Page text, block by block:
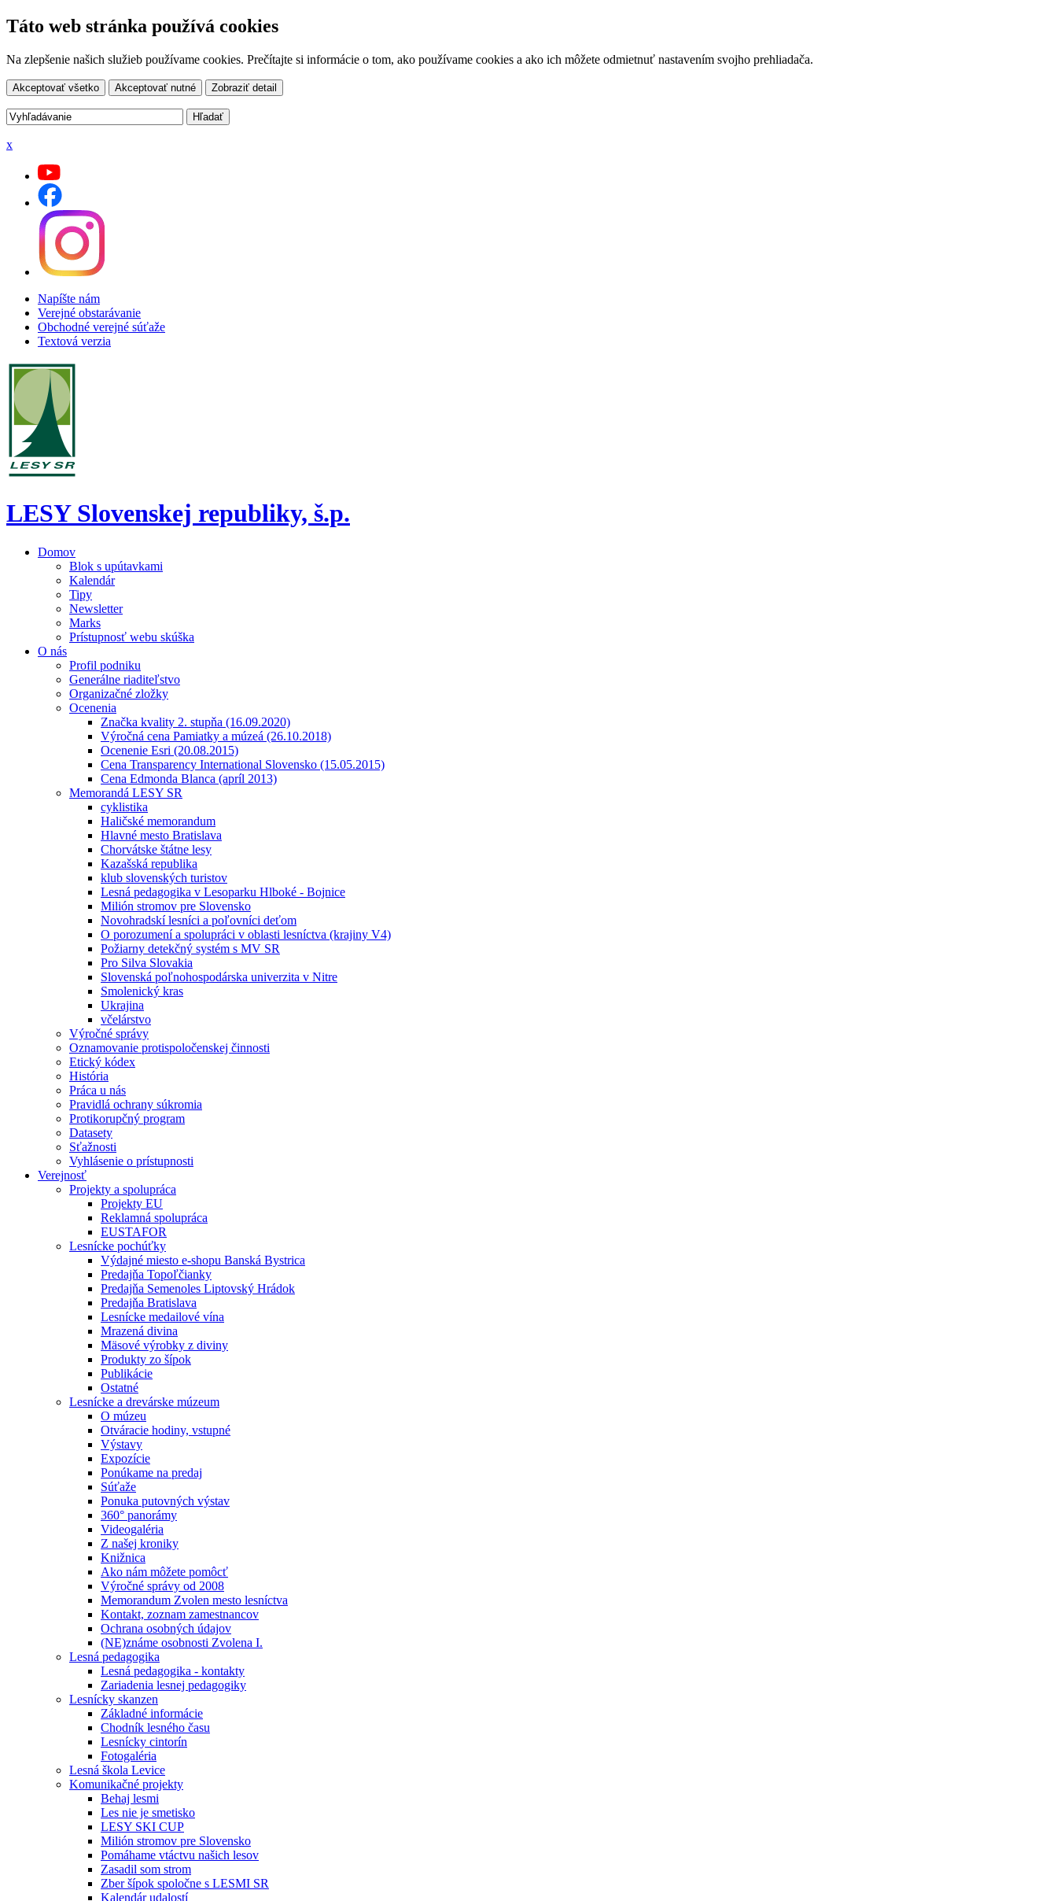
Táto web stránka používá cookies
Na zlepšenie našich služieb používame cookies. Prečítajte si informácie o tom, ako používame cookies a ako ich môžete odmietnuť nastavením svojho prehliadača.
Akceptovať všetko Akceptovať nutné Zobraziť detail
x
Napíšte nám
Verejné obstarávanie
Obchodné verejné súťaže
Textová verzia
LESY Slovenskej republiky, š.p.
Domov
Blok s upútavkami
Kalendár
Tipy
Newsletter
Marks
Prístupnosť webu skúška
O nás
Profil podniku
Generálne riaditeľstvo
Organizačné zložky
Ocenenia
Značka kvality 2. stupňa (16.09.2020)
Výročná cena Pamiatky a múzeá (26.10.2018)
Ocenenie Esri (20.08.2015)
Cena Transparency International Slovensko (15.05.2015)
Cena Edmonda Blanca (apríl 2013)
Memorandá LESY SR
cyklistika
Haličské memorandum
Hlavné mesto Bratislava
Chorvátske štátne lesy
Kazašská republika
klub slovenských turistov
Lesná pedagogika v Lesoparku Hlboké - Bojnice
Milión stromov pre Slovensko
Novohradskí lesníci a poľovníci deťom
O porozumení a spolupráci v oblasti lesníctva (krajiny V4)
Požiarny detekčný systém s MV SR
Pro Silva Slovakia
Slovenská poľnohospodárska univerzita v Nitre
Smolenický kras
Ukrajina
včelárstvo
Výročné správy
Oznamovanie protispoločenskej činnosti
Etický kódex
História
Práca u nás
Pravidlá ochrany súkromia
Protikorupčný program
Datasety
Sťažnosti
Vyhlásenie o prístupnosti
Verejnosť
Projekty a spolupráca
Projekty EU
Reklamná spolupráca
EUSTAFOR
Lesnícke pochúťky
Výdajné miesto e-shopu Banská Bystrica
Predajňa Topoľčianky
Predajňa Semenoles Liptovský Hrádok
Predajňa Bratislava
Lesnícke medailové vína
Mrazená divina
Mäsové výrobky z diviny
Produkty zo šípok
Publikácie
Ostatné
Lesnícke a drevárske múzeum
O múzeu
Otváracie hodiny, vstupné
Výstavy
Expozície
Ponúkame na predaj
Súťaže
Ponuka putovných výstav
360° panorámy
Videogaléria
Z našej kroniky
Knižnica
Ako nám môžete pomôcť
Výročné správy od 2008
Memorandum Zvolen mesto lesníctva
Kontakt, zoznam zamestnancov
Ochrana osobných údajov
(NE)známe osobnosti Zvolena I.
Lesná pedagogika
Lesná pedagogika - kontakty
Zariadenia lesnej pedagogiky
Lesnícky skanzen
Základné informácie
Chodník lesného času
Lesnícky cintorín
Fotogaléria
Lesná škola Levice
Komunikačné projekty
Behaj lesmi
Les nie je smetisko
LESY SKI CUP
Milión stromov pre Slovensko
Pomáhame vtáctvu našich lesov
Zasadil som strom
Zber šípok spoločne s LESMI SR
Kalendár udalostí